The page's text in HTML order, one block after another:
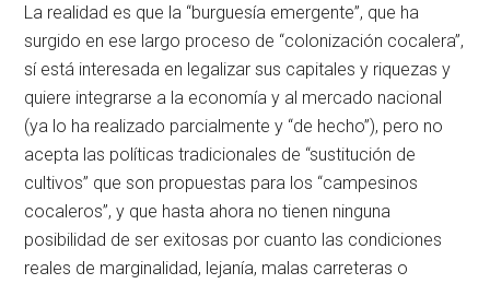
La realidad es que la “burguesía emergente”, que ha
surgido en ese largo proceso de “colonización cocalera”,
sí está interesada en legalizar sus capitales y riquezas y
quiere integrarse a la economía y al mercado nacional
(ya lo ha realizado parcialmente y “de hecho”), pero no
acepta las políticas tradicionales de “sustitución de
cultivos” que son propuestas para los “campesinos
cocaleros”, y que hasta ahora no tienen ninguna
posibilidad de ser exitosas por cuanto las condiciones
reales de marginalidad, lejanía, malas carreteras o